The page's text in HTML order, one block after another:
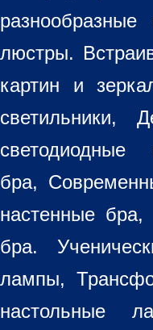
разнообразные
люстры.
картин и
светильники,
светодиодные
бра,
настенные
бра.
лампы,
настольные